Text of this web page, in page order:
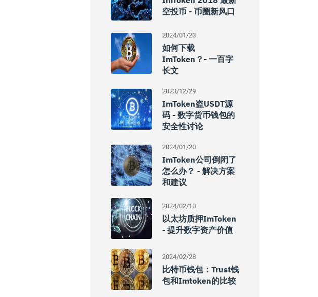
空投币 - 币圈新风口
2024/01/23
如何下载
ImToken？- 一百字
长文
2023/12/29
ImToken盗USDT源
码 - 数字货币钱包的
安全性讨论
2024/01/20
ImToken公司倒闭了
怎么办？ - 解决方案
和建议
2024/02/10
以太坊质押imToken
- 提升数字资产价值
2024/02/28
比特币钱包：trust钱
包和imtoken的比较